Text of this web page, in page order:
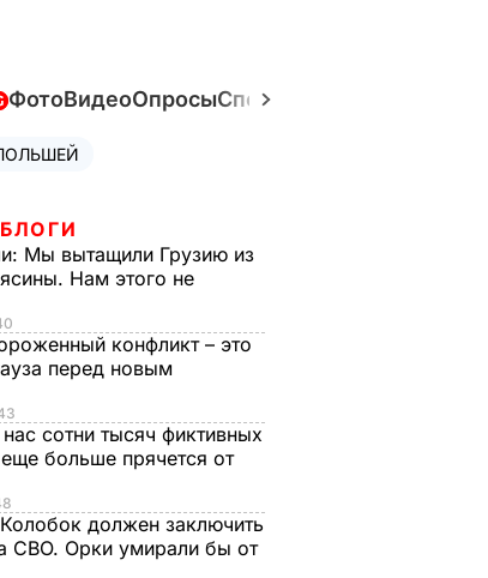
ФотоВидеоОпросыСпецпроекты
Мы вытащили Грузию из
Нам этого не
конфликт – это
перед новым
сотни тысяч фиктивных
еще больше прячется от
Колобок должен заключить
СВО. Орки умирали бы от